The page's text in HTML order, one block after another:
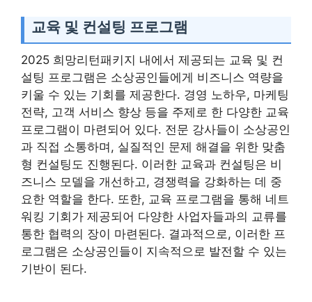
교육 및 컨설팅 프로그램
2025 희망리턴패키지 내에서 제공되는 교육 및 컨
설팅 프로그램은 소상공인들에게 비즈니스 역량을
키울 수 있는 기회를 제공한다. 경영 노하우, 마케팅
전략, 고객 서비스 향상 등을 주제로 한 다양한 교육
프로그램이 마련되어 있다. 전문 강사들이 소상공인
과 직접 소통하며, 실질적인 문제 해결을 위한 맞춤
형 컨설팅도 진행된다. 이러한 교육과 컨설팅은 비
즈니스 모델을 개선하고, 경쟁력을 강화하는 데 중
요한 역할을 한다. 또한, 교육 프로그램을 통해 네트
워킹 기회가 제공되어 다양한 사업자들과의 교류를
통한 협력의 장이 마련된다. 결과적으로, 이러한 프
로그램은 소상공인들이 지속적으로 발전할 수 있는
기반이 된다.